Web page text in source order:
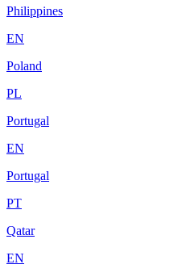
Philippines
EN
Poland
PL
Portugal
EN
Portugal
PT
Qatar
EN